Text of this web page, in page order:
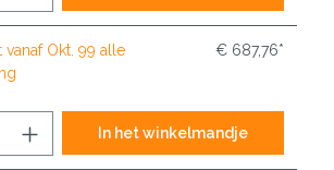
vanaf Okt. 99 alle
€ 687,76*
In het winkelmandje